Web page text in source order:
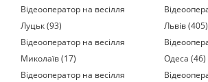
Відеооператор на весілля
Луцьк (93)
Львів (405)
Відеооператор на весілля
Миколаїв (17)
Одеса (46)
Відеооператор на весілля